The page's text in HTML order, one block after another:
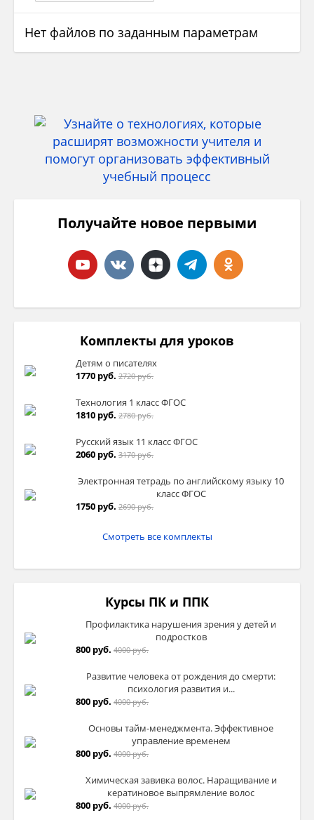
Нет файлов по заданным параметрам
Получайте новое первыми
Комплекты для уроков
Детям о писателях
1770 руб. 2720 руб.
Технология 1 класс ФГОС
1810 руб. 2780 руб.
Русский язык 11 класс ФГОС
2060 руб. 3170 руб.
Электронная тетрадь по английскому языку 10
класс ФГОС
1750 руб. 2690 руб.
Смотреть все комплекты
Курсы ПК и ППК
Профилактика нарушения зрения у детей и
подростков
800 руб. 4000 руб.
Развитие человека от рождения до смерти:
психология развития и...
800 руб. 4000 руб.
Основы тайм-менеджмента. Эффективное
управление временем
800 руб. 4000 руб.
Химическая завивка волос. Наращивание и
кератиновое выпрямление волос
800 руб. 4000 руб.